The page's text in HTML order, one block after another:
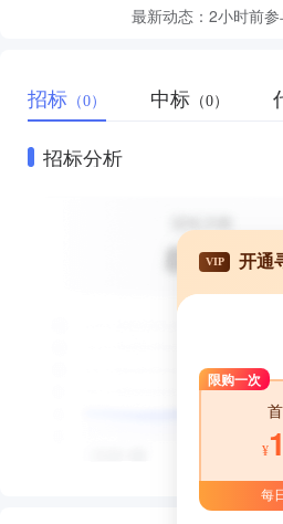
最新动态： 2小时前
招标 （0） 中标 （0）
招标分析
VIP 开通
限购一次
¥
每